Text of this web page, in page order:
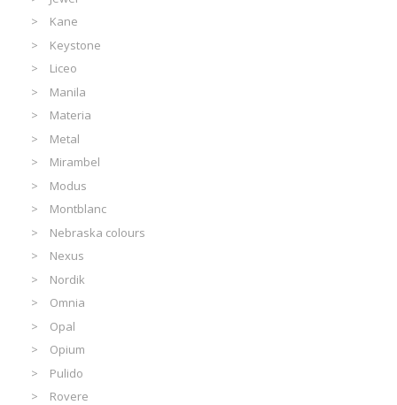
Kane
Keystone
Liceo
Manila
Materia
Metal
Mirambel
Modus
Montblanc
Nebraska colours
Nexus
Nordik
Omnia
Opal
Opium
Pulido
Rovere